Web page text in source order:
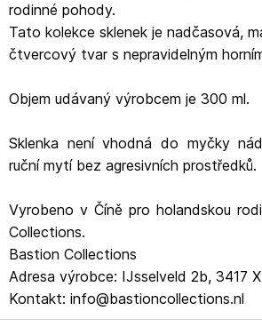
rodinné pohody.
Tato kolekce sklenek je nadčasová,
čtvercový tvar s nepravidelným
Objem udávaný výrobcem je 300 ml.
Sklenka není vhodná do myčky
ruční mytí bez agresivních prostředků.
Vyrobeno v Číně pro holandskou
Collections.
Bastion Collections
Adresa výrobce: IJsselveld 2b, 3417
Kontakt: info@bastioncollections.nl